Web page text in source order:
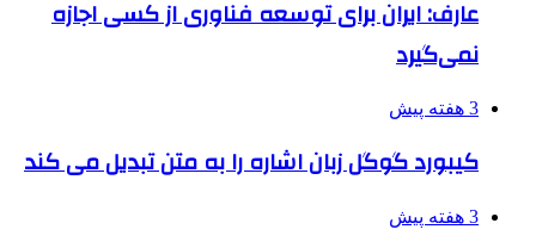
عارف: ایران برای توسعه فناوری از کسی اجازه
نمی‌گیرد
3 هفته پیش
کیبورد گوگل زبان اشاره را به متن تبدیل می کند
3 هفته پیش